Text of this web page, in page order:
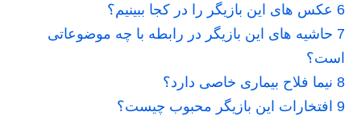
6 عکس های این بازیگر را در کجا ببینیم؟
7 حاشیه های این بازیگر در رابطه با چه موضوعاتی
است؟
8 نیما فلاح بیماری خاصی دارد؟
9 افتخارات این بازیگر محبوب چیست؟